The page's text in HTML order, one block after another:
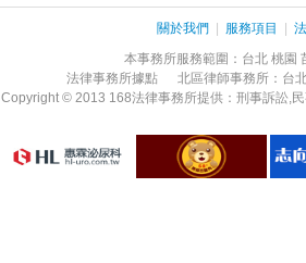
關於我們 服務項目
本事務所服務範圍：台北 桃園
法律事務所據點 北區律師事務所：台
Copyright © 2013 168法律事務所提供：刑事訴訟